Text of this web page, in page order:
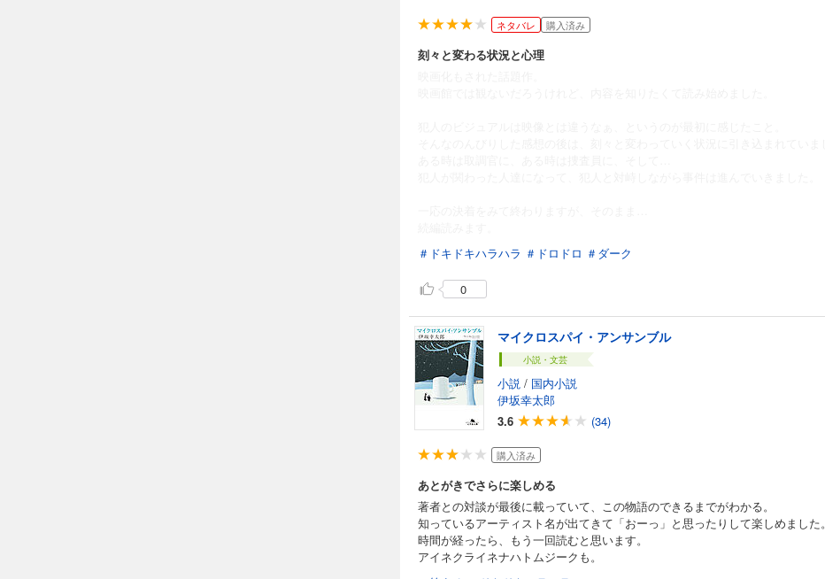
ネタバレ 購入済み
刻々と変わる状況と心理
＃ドキドキハラハラ ＃ドロドロ ＃ダーク
0
マイクロスパイ・アンサンブル
小説・文芸
小説 / 国内小説
伊坂幸太郎
3.6
(34)
購入済み
あとがきでさらに楽しめる
著者との対談が最後に載っていて、この物語のできるまでがわかる。
知っているアーティスト名が出てきて「おーっ」と思ったりして楽しめました。
時間が経ったら、もう一回読むと思います。
アイネクライネナハトムジークも。